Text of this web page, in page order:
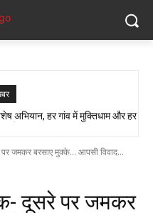
बूंद पानी को तरसे..!! ग्रामीण बोले- अगर
अभियान, हर गांव में मुक्तिधाम और हर
जमकर बरसाए मुक्के... आपसी विवाद...
दूसरे पर जमकर